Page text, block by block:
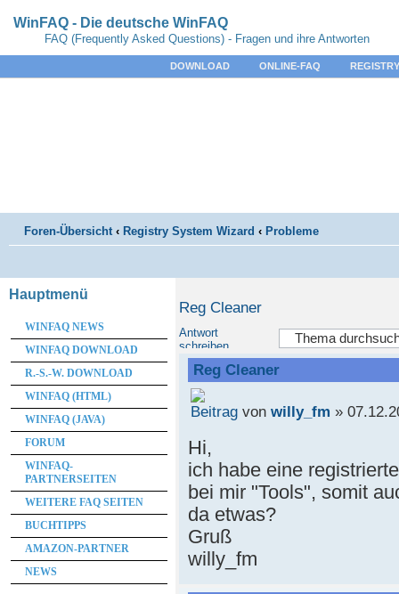
WinFAQ - Die deutsche WinFAQ
FAQ (Frequently Asked Questions) - Fragen und ihre Antworten
DOWNLOAD ONLINE-FAQ
Foren-Übersicht ‹ Registry System Wizard ‹ Probleme
Reg Cleaner
Antwort
schreiben
Reg Cleaner
von willy_fm »
Hi,
ich habe eine
bei mir "Tools", somit
da etwas?
Gruß
willy_fm
Hauptmenü
WINFAQ NEWS
WINFAQ DOWNLOAD
R.-S.-W. DOWNLOAD
WINFAQ (HTML)
WINFAQ (JAVA)
FORUM
WINFAQ-
PARTNERSEITEN
WEITERE FAQ SEITEN
BUCHTIPPS
AMAZON-PARTNER
NEWS